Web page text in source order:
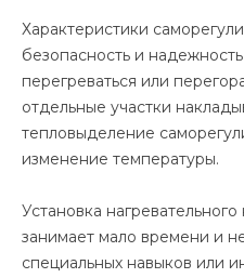
Характеристики
безопасность и
перегреваться или
отдельные участки
тепловыделение
изменение температуры.
Установка
занимает мало времени и
специальных навыков или